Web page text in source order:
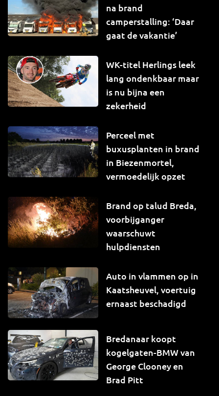
na brand
camperstalling: ‘Daar
gaat de vakantie’
WK-titel Herlings leek
lang ondenkbaar maar
is nu bijna een
zekerheid
Perceel met
buxusplanten in brand
in Biezenmortel,
vermoedelijk opzet
Brand op talud Breda,
voorbijganger
waarschuwt
hulpdiensten
Auto in vlammen op in
Kaatsheuvel, voertuig
ernaast beschadigd
Bredanaar koopt
kogelgaten-BMW van
George Clooney en
Brad Pitt